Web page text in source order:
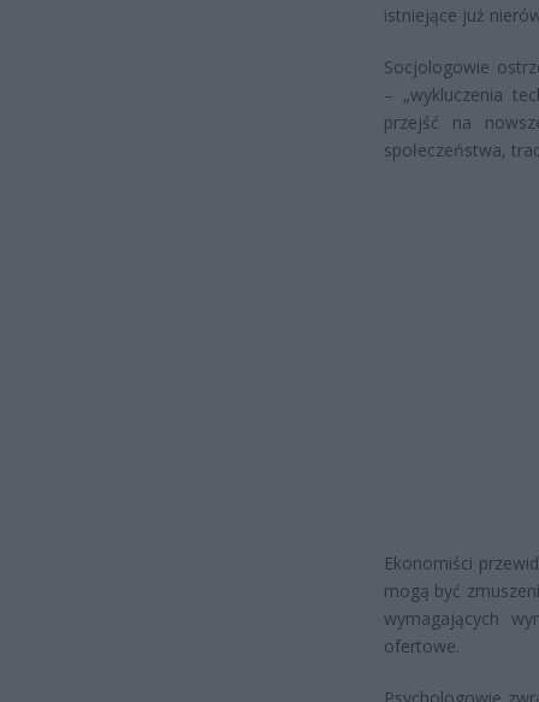
istniejące już
Socjologowie
– „wykluczenia
przejść na
społeczeństwa,
Ekonomiści
mogą być
wymagających
ofertowe.